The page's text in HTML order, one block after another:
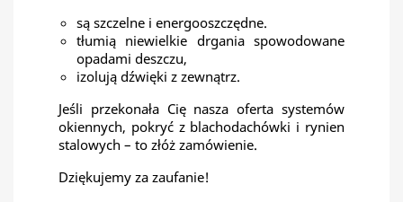
są szczelne i energooszczędne.
tłumią niewielkie drgania spowodowane
opadami deszczu,
izolują dźwięki z zewnątrz.
Jeśli przekonała Cię nasza oferta systemów
okiennych, pokryć z blachodachówki i rynien
stalowych – to złóż zamówienie.
Dziękujemy za zaufanie!